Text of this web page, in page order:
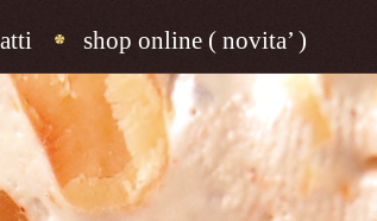
shop online ( novita’ )